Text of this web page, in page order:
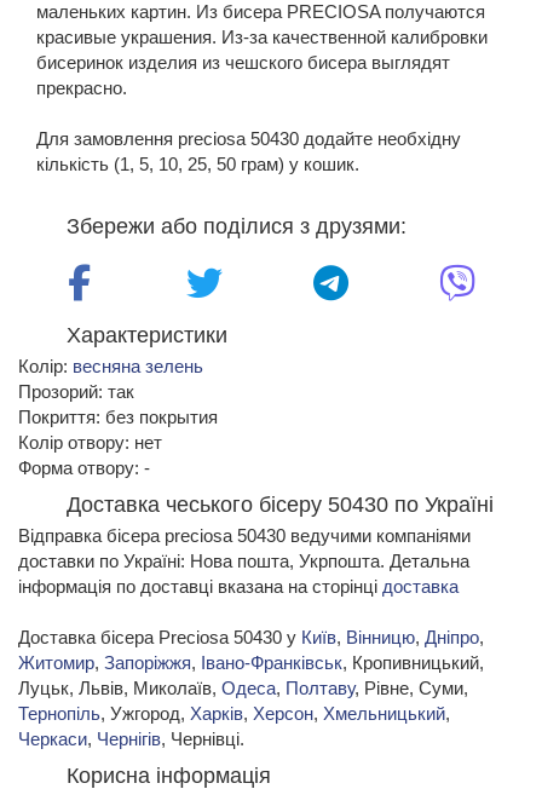
маленьких картин. Из бисера PRECIOSA получаются
красивые украшения. Из-за качественной калибровки
бисеринок изделия из чешского бисера выглядят
прекрасно.
Для замовлення preciosa 50430 додайте необхідну
кількість (1, 5, 10, 25, 50 грам) у кошик.
Збережи або поділися з друзями:
Характеристики
Колір: весняна зелень
Прозорий: так
Покриття: без покрытия
Колір отвору: нет
Форма отвору: -
Доставка чеського бісеру 50430 по Україні
Відправка бісера preciosa 50430 ведучими компаніями
доставки по Україні: Нова пошта, Укрпошта. Детальна
інформація по доставці вказана на сторінці доставка
Доставка бісера Preciosa 50430 у Київ, Вінницю, Дніпро,
Житомир, Запоріжжя, Івано-Франківськ, Кропивницький,
Луцьк, Львів, Миколаїв, Одеса, Полтаву, Рівне, Суми,
Тернопіль, Ужгород, Харків, Херсон, Хмельницький,
Черкаси, Чернігів, Чернівці.
Корисна інформація